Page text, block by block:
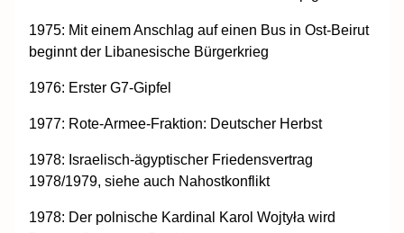
1975: Mit einem Anschlag auf einen Bus in Ost-Beirut
beginnt der Libanesische Bürgerkrieg
1976: Erster G7-Gipfel
1977: Rote-Armee-Fraktion: Deutscher Herbst
1978: Israelisch-ägyptischer Friedensvertrag
1978/1979, siehe auch Nahostkonflikt
1978: Der polnische Kardinal Karol Wojtyła wird